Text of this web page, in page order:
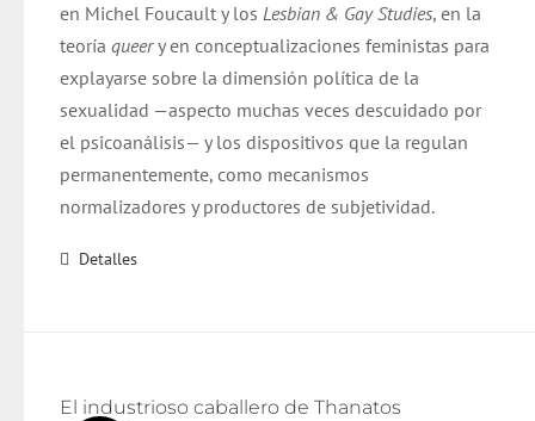
en Michel Foucault y los Lesbian & Gay Studies, en la
teoría queery en conceptualizaciones feministas para
explayarse sobre la dimensión política de la
sexualidad —aspecto muchas veces descuidado por
el psicoanálisis— y los dispositivos que la regulan
permanentemente, como mecanismos
normalizadores y productores de subjetividad.
Detalles
El industrioso caballero de Thanatos